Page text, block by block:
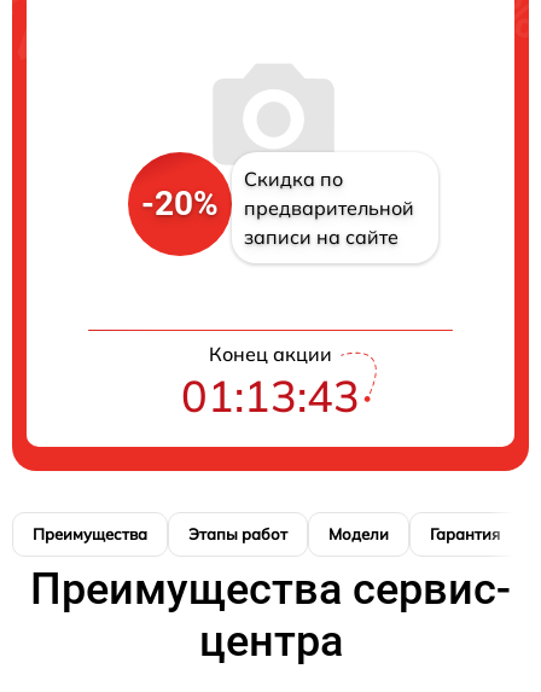
-20%
Скидка по
предварительной
записи на сайте
Конец акции
01:13:42
Преимущества Этапы работ Модели Гарантия
Преимущества сервис-
центра